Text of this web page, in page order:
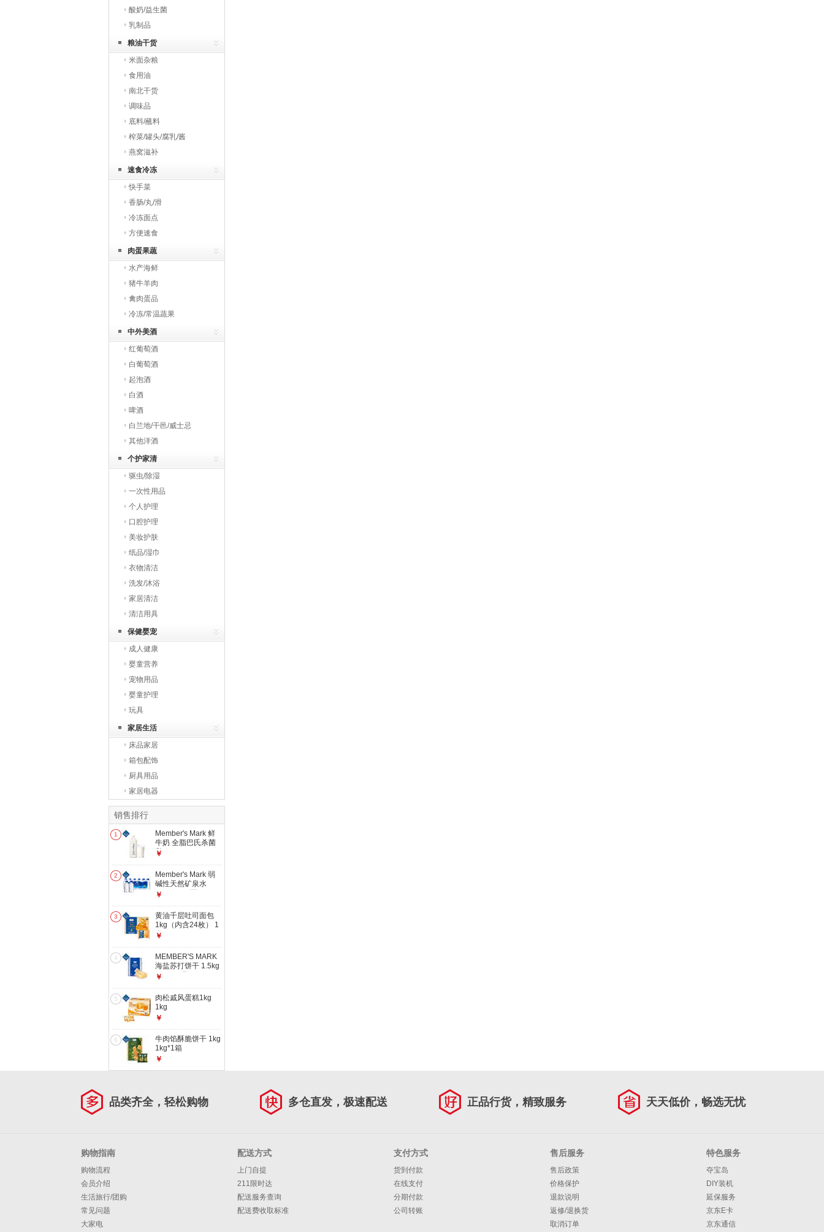
酸奶/益生菌
乳制品
粮油干货
米面杂粮
食用油
南北干货
调味品
底料/蘸料
榨菜/罐头/腐乳/酱
燕窝滋补
速食冷冻
快手菜
香肠/丸/滑
冷冻面点
方便速食
肉蛋果蔬
水产海鲜
猪牛羊肉
禽肉蛋品
冷冻/常温蔬果
中外美酒
红葡萄酒
白葡萄酒
起泡酒
白酒
啤酒
白兰地/干邑/威士忌
其他洋酒
个护家清
驱虫/除湿
一次性用品
个人护理
口腔护理
美妆护肤
纸品/湿巾
衣物清洁
洗发/沐浴
家居清洁
清洁用具
保健婴宠
成人健康
婴童营养
宠物用品
婴童护理
玩具
家居生活
床品家居
箱包配饰
厨具用品
家居电器
销售排行
1
Member's Mark 鲜
牛奶 全脂巴氏杀菌
乳 2L 2L
￥
2
Member's Mark 弱
碱性天然矿泉水
300mL*24瓶
￥
3
黄油千层吐司面包
1kg（内含24枚） 1
盒
￥
4
MEMBER'S MARK
海盐苏打饼干 1.5kg
1.5kg*1袋
￥
5
肉松戚风蛋糕1kg
1kg
￥
6
牛肉馅酥脆饼干 1kg
1kg*1箱
￥
品类齐全，轻松购物 多仓直发，极速配送 正品行货，精致服务 天天低价，畅选无忧
购物指南
购物流程
会员介绍
生活旅行/团购
常见问题
大家电
配送方式
上门自提
211限时达
配送服务查询
配送费收取标准
支付方式
货到付款
在线支付
分期付款
公司转账
售后服务
售后政策
价格保护
退款说明
返修/退换货
取消订单
特色服务
夺宝岛
DIY装机
延保服务
京东E卡
京东通信